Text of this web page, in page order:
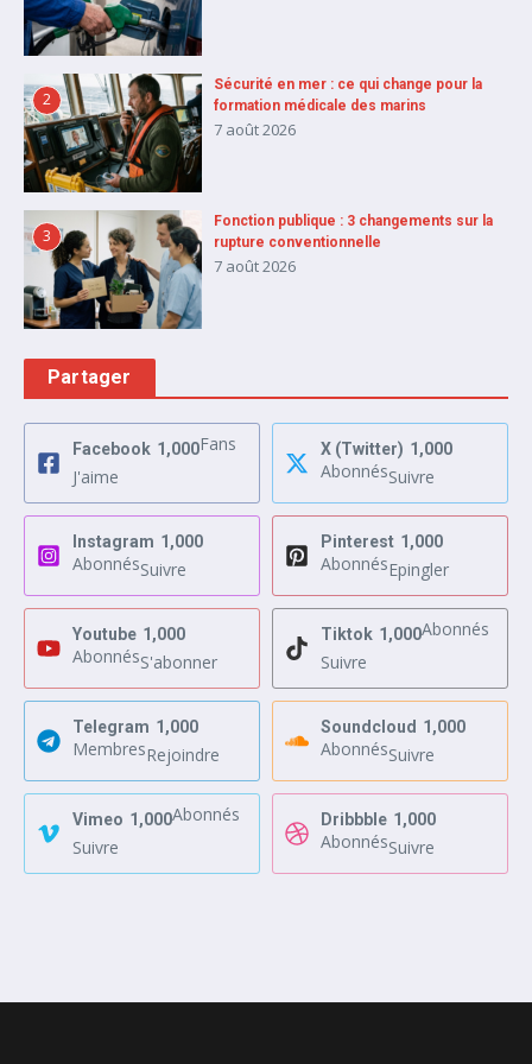
2
Sécurité en mer : ce qui change pour la
formation médicale des marins
7 août 2026
3
Fonction publique : 3 changements sur la
rupture conventionnelle
7 août 2026
Partager
Facebook 1,000Fans
J'aime
X (Twitter) 1,000
AbonnésSuivre
Instagram 1,000
AbonnésSuivre
Pinterest 1,000
AbonnésEpingler
Youtube 1,000
AbonnésS'abonner
Tiktok 1,000Abonnés
Suivre
Telegram 1,000
MembresRejoindre
Soundcloud 1,000
AbonnésSuivre
Vimeo 1,000Abonnés
Suivre
Dribbble 1,000
AbonnésSuivre